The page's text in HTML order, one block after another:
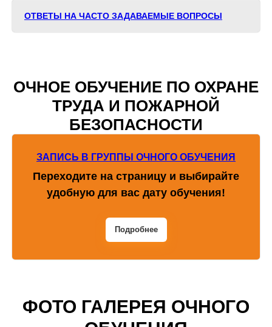
ОТВЕТЫ НА ЧАСТО ЗАДАВАЕМЫЕ ВОПРОСЫ
ОЧНОЕ ОБУЧЕНИЕ ПО ОХРАНЕ
ТРУДА И ПОЖАРНОЙ
БЕЗОПАСНОСТИ
ЗАПИСЬ В ГРУППЫ ОЧНОГО ОБУЧЕНИЯ
Переходите на страницу и выбирайте
удобную для вас дату обучения!
Подробнее
ФОТО ГАЛЕРЕЯ ОЧНОГО